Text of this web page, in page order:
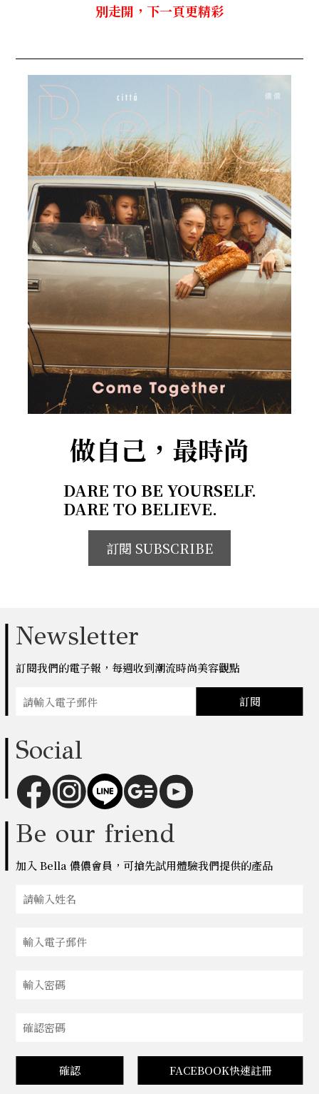
別走開，下一頁更精彩
做自己，最時尚
DARE TO BE YOURSELF.
DARE TO BELIEVE.
訂閱 SUBSCRIBE
Newsletter
訂閱我們的電子報，每週收到潮流時尚美容觀點
訂閱
Social
Be our friend
加入 Bella 儂儂會員，可搶先試用體驗我們提供的產品
確認 FACEBOOK快速註冊